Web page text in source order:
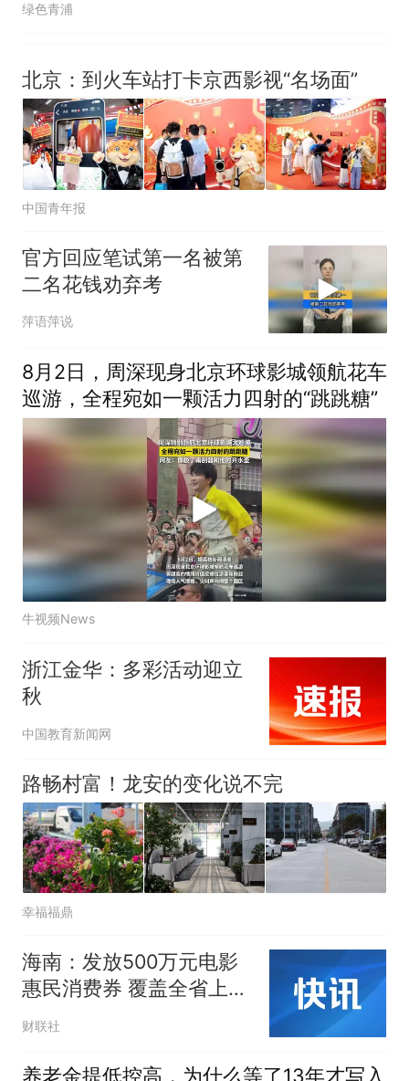
绿色青浦
北京：到火车站打卡京西影视“名场面”
中国青年报
官方回应笔试第一名被第
二名花钱劝弃考
萍语萍说
8月2日，周深现身北京环球影城领航花车
巡游，全程宛如一颗活力四射的“跳跳糖”
牛视频News
浙江金华：多彩活动迎立
秋
中国教育新闻网
路畅村富！龙安的变化说不完
幸福福鼎
海南：发放500万元电影
惠民消费券 覆盖全省上百
家影院
财联社
养老金提低控高，为什么等了13年才写入